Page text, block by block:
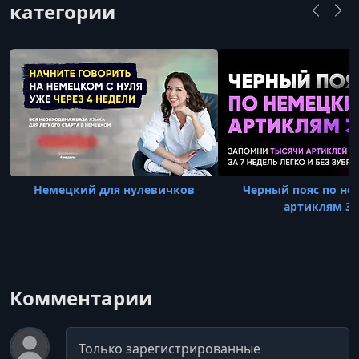
репетиторства, а со
категории
Немецкий для нулевичков
Черный пояс по
артиклям
Комментарии
Комментарий